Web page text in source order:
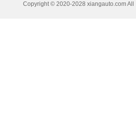
Copyright © 2020-2028 xiangauto.com